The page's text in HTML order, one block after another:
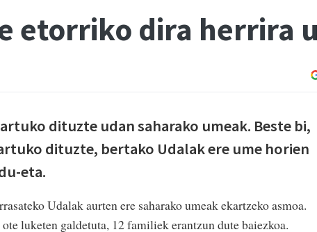
etorriko dira herrira
dituzte udan saharako umeak. Beste bi,
dituzte, bertako Udalak ere ume horien
eta.
Udalak aurten ere saharako umeak ekartzeko asmoa.
luketen galdetuta, 12 familiek erantzun dute baiezkoa.